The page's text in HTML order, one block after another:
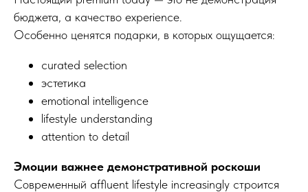
бюджета, а качество experience.
Особенно ценятся подарки, в которых ощущается:
curated selection
эстетика
emotional intelligence
lifestyle understanding
attention to detail
Эмоции важнее демонстративной роскоши
Современный affluent lifestyle increasingly строится